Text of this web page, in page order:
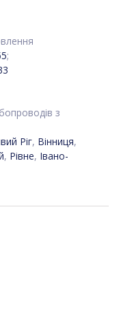
;
з
Ріг, Вінниця,
, Рівне, Івано-